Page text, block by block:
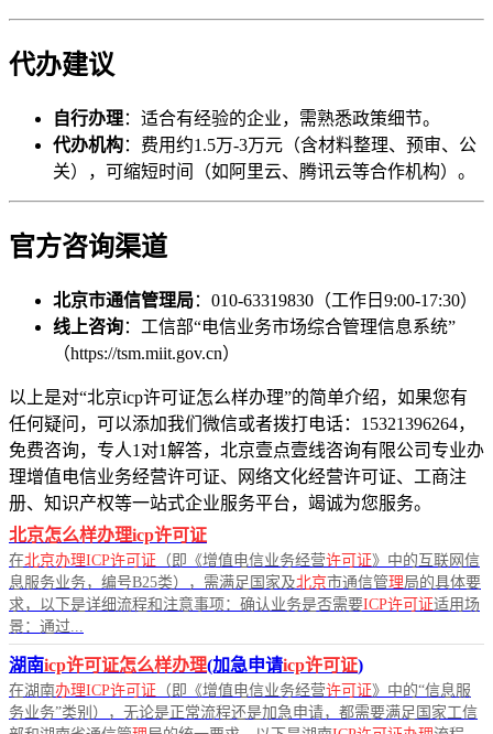
代办建议
自行办理：适合有经验的企业，需熟悉政策细节。
代办机构：费用约1.5万-3万元（含材料整理、预审、公
关），可缩短时间（如阿里云、腾讯云等合作机构）。
官方咨询渠道
北京市通信管理局：010-63319830（工作日9:00-17:30）
线上咨询：工信部“电信业务市场综合管理信息系统”
（https://tsm.miit.gov.cn）
以上是对“北京icp许可证怎么样办理”的简单介绍，如果您有
任何疑问，可以添加我们微信或者拨打电话：15321396264，
免费咨询，专人1对1解答，北京壹点壹线咨询有限公司专业办
理增值电信业务经营许可证、网络文化经营许可证、工商注
册、知识产权等一站式企业服务平台，竭诚为您服务。
北京怎么样办理icp许可证
在北京办理ICP许可证 （即《增值电信业务经营许可证》中的互联网信
息服务业务，编号B25类），需满足国家及北京市通信管理局的具体要
求，以下是详细流程和注意事项：确认业务是否需要ICP许可证适用场
景：通过...
湖南icp许可证怎么样办理(加急申请icp许可证)
在湖南办理ICP许可证 （即《增值电信业务经营许可证》中的“信息服
务业务”类别），无论是正常流程还是加急申请，都需要满足国家工信